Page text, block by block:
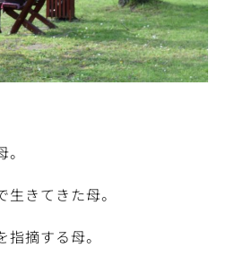
きてきた母。
摘する母。